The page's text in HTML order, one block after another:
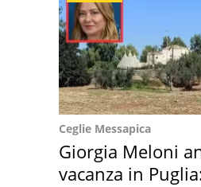
Ceglie Messapica
Giorgia Meloni
vacanza in